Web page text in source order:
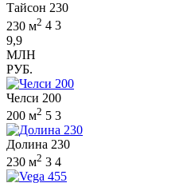
Тайсон 230
230 м2 4 3
9,9
МЛН
РУБ.
Челси 200
200 м2 5 3
Долина 230
230 м2 3 4